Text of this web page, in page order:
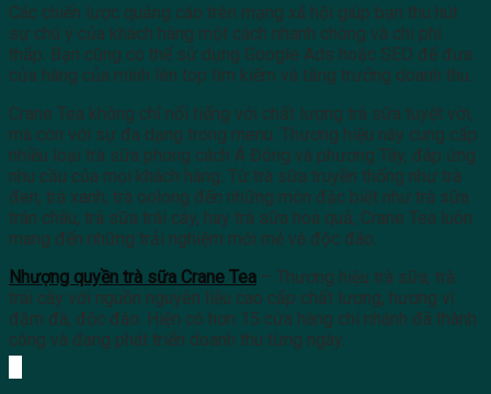
Các chiến lược quảng cáo trên mạng xã hội giúp bạn thu hút
sự chú ý của khách hàng một cách nhanh chóng và chi phí
thấp. Bạn cũng có thể sử dụng Google Ads hoặc SEO để đưa
cửa hàng của mình lên top tìm kiếm và tăng trưởng doanh thu.
Crane Tea không chỉ nổi tiếng với chất lượng trà sữa tuyệt vời,
mà còn với sự đa dạng trong menu. Thương hiệu này cung cấp
nhiều loại trà sữa phong cách Á Đông và phương Tây, đáp ứng
nhu cầu của mọi khách hàng. Từ trà sữa truyền thống như trà
đen, trà xanh, trà oolong đến những món đặc biệt như trà sữa
trân châu, trà sữa trái cây, hay trà sữa hoa quả, Crane Tea luôn
mang đến những trải nghiệm mới mẻ và độc đáo.
Nhượng quyền trà sữa Crane Tea – Thương hiệu trà sữa, trà
trái cây với nguồn nguyên liệu cao cấp chất lượng, hương vị
đậm đà, độc đáo. Hiện có hơn 15 cửa hàng chi nhánh đã thành
công và đang phát triển doanh thu từng ngày.